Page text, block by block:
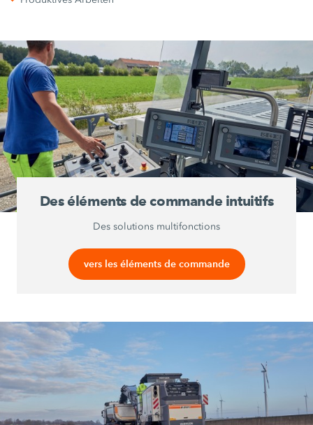
Des éléments de commande intuitifs
Des solutions multifonctions
vers les éléments de commande